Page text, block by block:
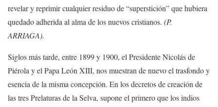
revelar y reprimir cualquier residuo de “superstición” que hubiera
quedado adherida al alma de los nuevos cristianos. (P.
ARRIAGA).
Siglos más tarde, entre 1899 y 1900, el Presidente Nicolás de
Piérola y el Papa León XIII, nos muestran de nuevo el trasfondo y
esencia de la misma concepción. En los decretos de creación de
las tres Prelaturas de la Selva, supone el primero que los indios